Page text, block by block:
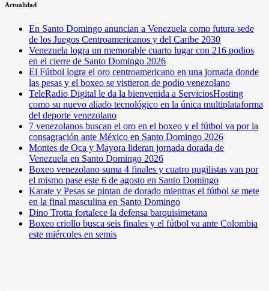
Actualidad
En Santo Domingo anuncian a Venezuela como futura sede
de los Juegos Centroamericanos y del Caribe 2030
Venezuela logra un memorable cuarto lugar con 216 podios
en el cierre de Santo Domingo 2026
El Fútbol logra el oro centroamericano en una jornada donde
las pesas y el boxeo se vistieron de podio venezolano
TeleRadio Digital le da la bienvenida a ServiciosHosting
como su nuevo aliado tecnológico en la única multiplataforma
del deporte venezolano
7 venezolanos buscan el oro en el boxeo y el fútbol va por la
consagración ante México en Santo Domingo 2026
Montes de Oca y Mayora lideran jornada dorada de
Venezuela en Santo Domingo 2026
Boxeo venezolano suma 4 finales y cuatro pugilistas van por
el mismo pase este 6 de agosto en Santo Domingo
Karate y Pesas se pintan de dorado mientras el fútbol se mete
en la final masculina en Santo Domingo
Dino Trotta fortalece la defensa barquisimetana
Boxeo criollo busca seis finales y el fútbol va ante Colombia
este miércoles en semis